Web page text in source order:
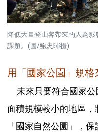
降低大量登山客帶來的人為
課題。(圖/鮑忠暉攝)
用「國家公園」規格
未來只要符合國家公
面積規模較小的地區
「國家自然公園」，